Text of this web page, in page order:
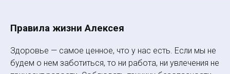
Правила жизни Алексея
Здоровье — самое ценное, что у нас есть. Если мы не
будем о нем заботиться, то ни работа, ни увлечения не